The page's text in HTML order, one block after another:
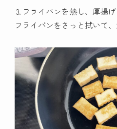
⒊フライパンを熱し、厚揚
フライパンをさっと拭いて